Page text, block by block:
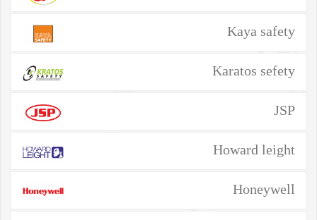
Kaya safety
Karatos sefety
JSP
Howard leight
Honeywell